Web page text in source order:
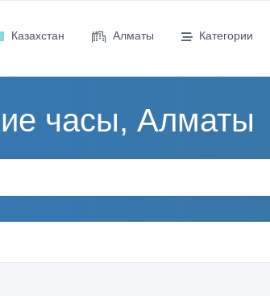
Казахстан Алматы Категории
часы, Алматы